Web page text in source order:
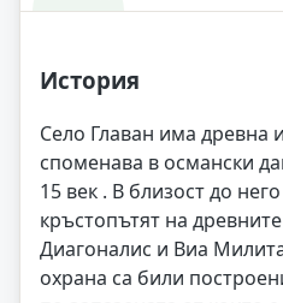
История
Село Главан има древна
споменава в османски
15 век . В близост до
кръстопътят на
Диагоналис и Виа
охрана са били